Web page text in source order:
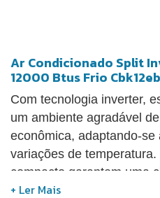
Ar Condicionado Split
12000 Btus Frio
Com tecnologia inverter,
um ambiente agradável
econômica, adaptando-
variações de
compacto garantem uma
qualquer ambiente. Além